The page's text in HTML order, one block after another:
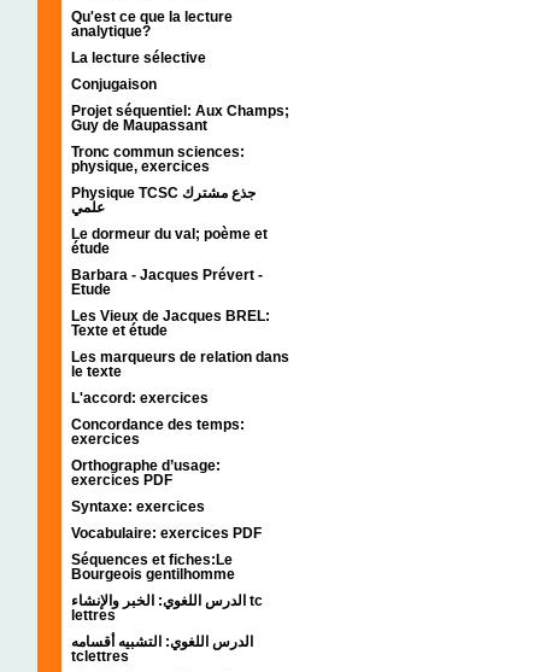
Qu'est ce que la lecture
analytique?
La lecture sélective
Conjugaison
Projet séquentiel: Aux Champs;
Guy de Maupassant
Tronc commun sciences:
physique, exercices
Physique TCSC جذع مشترك
علمي
Le dormeur du val; poème et
étude
Barbara - Jacques Prévert -
Etude
Les Vieux de Jacques BREL:
Texte et étude
Les marqueurs de relation dans
le texte
L'accord: exercices
Concordance des temps:
exercices
Orthographe d’usage:
exercices PDF
Syntaxe: exercices
Vocabulaire: exercices PDF
Séquences et fiches:Le
Bourgeois gentilhomme
الدرس اللغوي: الخبر والإنشاء tc
lettres
الدرس اللغوي: التشبيه أقسامه
tclettres